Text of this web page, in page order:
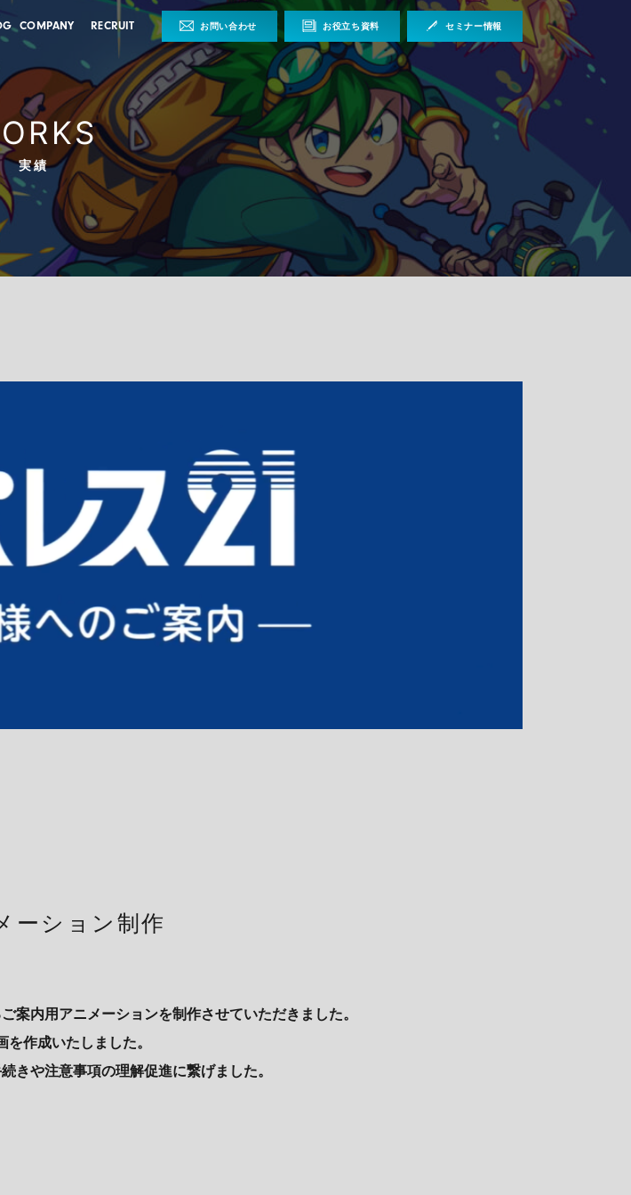
COMPANY RECRUIT お問い合わせ お役立ち資料 セミナー情報
実績
ーション制作
案内用アニメーションを制作させていただきました。
作成いたしました。
きや注意事項の理解促進に繋げました。